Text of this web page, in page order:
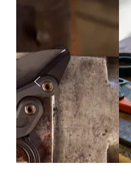
